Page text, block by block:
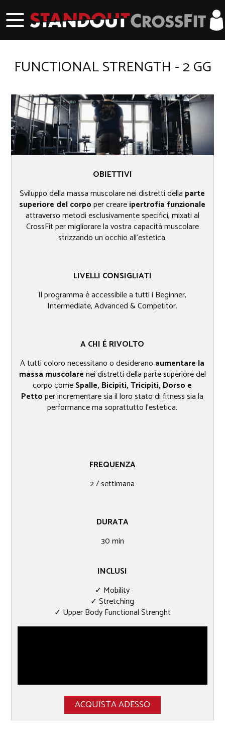
FUNCTIONAL STRENGTH - 2 GG
OBIETTIVI
Sviluppo della massa muscolare nei distretti della parte
superiore del corpoper creareipertrofia funzionale
attraverso metodi esclusivamente specifici, mixati al
CrossFit per migliorare la vostra capacità muscolare
strizzando un occhio all’estetica.
LIVELLI CONSIGLIATI
Il programma è accessibile a tutti i Beginner,
Intermediate, Advanced & Competitor.
A CHI É RIVOLTO​
A tutti coloro necessitano o desiderano aumentare la
massa muscolarenei distretti della parte superiore del
corpo comeSpalle, Bicipiti, Tricipiti, Dorso e
Pettoper incrementare sia il loro stato di fitness sia la
performance ma soprattutto l'estetica.
FREQUENZA
2 / settimana
DURATA
30​ min
INCLUSI
✓ Mobility
✓ Stretching
✓ Upper Body Functional Strenght
ACQUISTA ADESSO